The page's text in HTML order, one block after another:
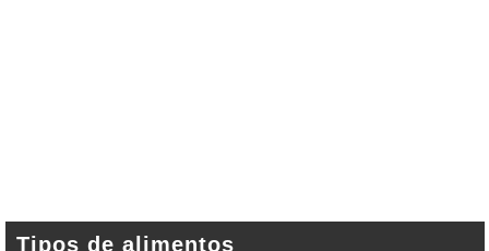
Tipos de alimentos